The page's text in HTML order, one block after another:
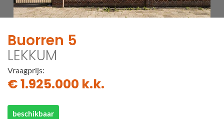
Buorren 5
LEKKUM
Vraagprijs:
€ 1.925.000 k.k.
beschikbaar